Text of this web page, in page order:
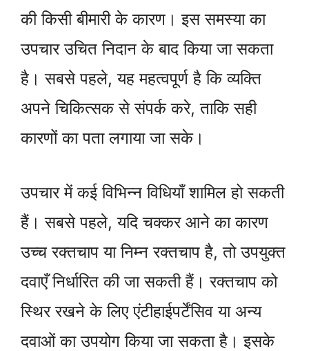
की किसी बीमारी के कारण। इस समस्या का
उपचार उचित निदान के बाद किया जा सकता
है। सबसे पहले, यह महत्वपूर्ण है कि व्यक्ति
अपने चिकित्सक से संपर्क करे, ताकि सही
कारणों का पता लगाया जा सके।
उपचार में कई विभिन्न विधियाँ शामिल हो सकती
हैं। सबसे पहले, यदि चक्कर आने का कारण
उच्च रक्तचाप या निम्न रक्तचाप है, तो उपयुक्त
दवाएँ निर्धारित की जा सकती हैं। रक्तचाप को
स्थिर रखने के लिए एंटीहाईपर्टेंसिव या अन्य
दवाओं का उपयोग किया जा सकता है। इसके